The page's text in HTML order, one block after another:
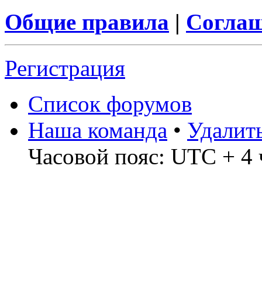
Общие правила |
Регистрация
Список форумов
Наша команда •
Часовой пояс: UTC + 4